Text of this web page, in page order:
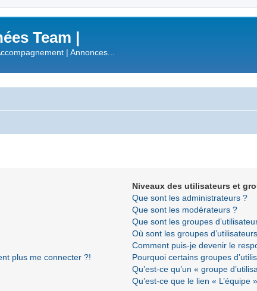
Team |
| Annonces...
plus me connecter ?!
Niveaux des utilisateurs et
Que sont les administrateurs ?
Que sont les modérateurs ?
Que sont les groupes
Où sont les groupes
Comment puis-je devenir le
Pourquoi certains groupes
Qu’est-ce qu’un « groupe
Qu’est-ce que le lien « L’équipe